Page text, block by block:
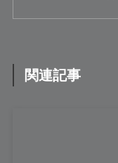
関連記事